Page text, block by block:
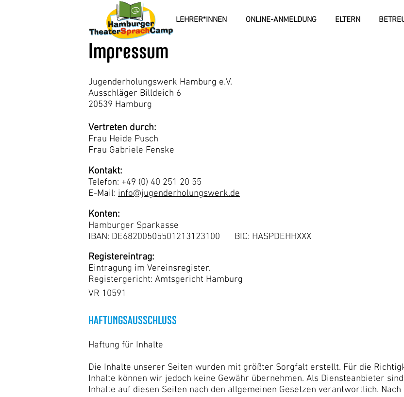
LEHRER*INNEN ONLINE-ANMELDUNG ELTERN
Impressum
Jugenderholungswerk Hamburg e.V.
Ausschläger Billdeich 6
20539 Hamburg
Vertreten durch:
Frau Heide Pusch
Frau Gabriele Fenske
Kontakt:
Telefon: +49 (0) 40 251 20 55
E-Mail: info@jugenderholungswerk.de
Konten:
Hamburger Sparkasse
IBAN: DE68200505501213123100 BIC: HASPDEHHXXX
Registereintrag:
Eintragung im Vereinsregister.
Registergericht: Amtsgericht Hamburg
VR 10591
HAFTUNGSAUSSCHLUSS
Haftung für Inhalte
Die Inhalte unserer Seiten wurden mit größter Sorgfalt erstellt. Für die
Inhalte können wir jedoch keine Gewähr übernehmen. Als Diensteanbieter
Inhalte auf diesen Seiten nach den allgemeinen Gesetzen verantwortlich.